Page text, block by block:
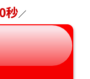
秒／